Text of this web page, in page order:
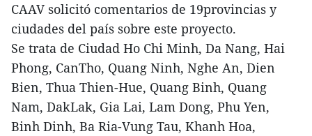
CAAV solicitó comentarios de 19provincias y
ciudades del país sobre este proyecto.
Se trata de Ciudad Ho Chi Minh, Da Nang, Hai
Phong, CanTho, Quang Ninh, Nghe An, Dien
Bien, Thua Thien-Hue, Quang Binh, Quang
Nam, DakLak, Gia Lai, Lam Dong, Phu Yen,
Binh Dinh, Ba Ria-Vung Tau, Khanh Hoa,